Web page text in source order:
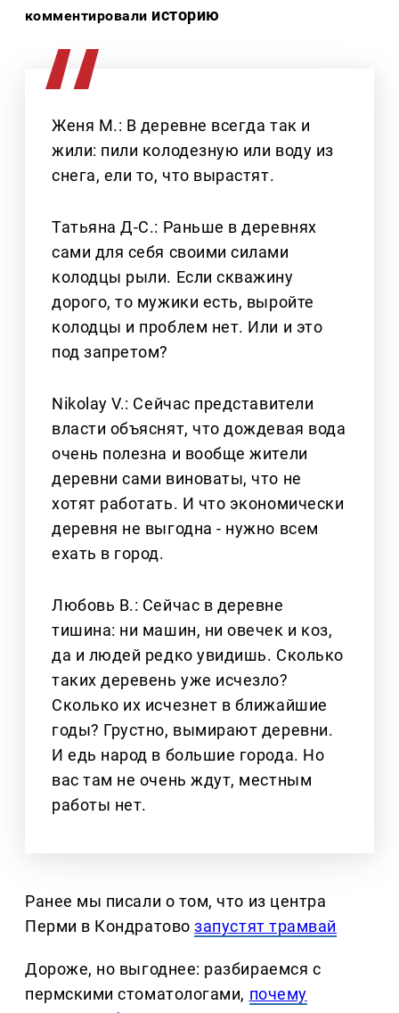
комментировали историю
Женя М.: В деревне всегда так и
жили: пили колодезную или воду из
снега, ели то, что вырастят.
Татьяна Д-С.: Раньше в деревнях
сами для себя своими силами
колодцы рыли. Если скважину
дорого, то мужики есть, выройте
колодцы и проблем нет. Или и это
под запретом?
Nikolay V.: Сейчас представители
власти объяснят, что дождевая вода
очень полезна и вообще жители
деревни сами виноваты, что не
хотят работать. И что экономически
деревня не выгодна - нужно всем
ехать в город.
Любовь В.: Сейчас в деревне
тишина: ни машин, ни овечек и коз,
да и людей редко увидишь. Сколько
таких деревень уже исчезло?
Сколько их исчезнет в ближайшие
годы? Грустно, вымирают деревни.
И едь народ в большие города. Но
вас там не очень ждут, местным
работы нет.
Ранее мы писали о том, что из центра
Перми в Кондратовозапустят трамвай
Дороже, но выгоднее: разбираемся с
пермскими стоматологами, почему